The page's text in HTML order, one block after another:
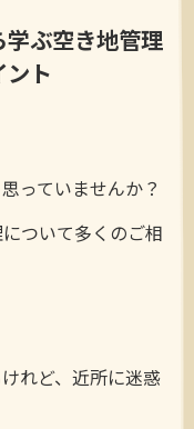
ぶ空き地管理
ト
っていませんか？
ついて多くのご相
れど、近所に迷惑